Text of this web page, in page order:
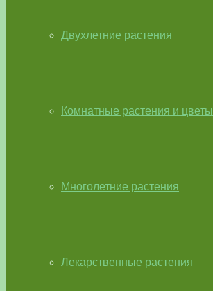
Двухлетние растения
Комнатные растения и цветы
Многолетние растения
Лекарственные растения